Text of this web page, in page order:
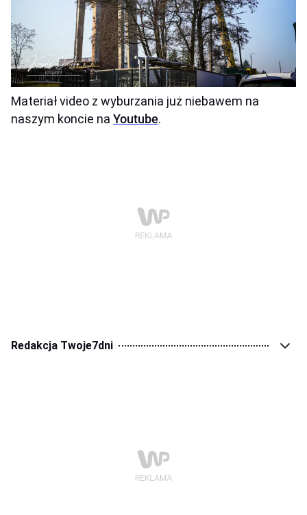
Materiał video z wyburzania już niebawem na
naszym koncie na Youtube.
Redakcja Twoje7dni